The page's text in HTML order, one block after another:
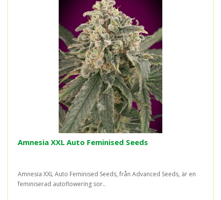
Amnesia XXL Auto Feminised Seeds
Amnesia XXL Auto Feminised Seeds, från Advanced Seeds, är en
feminiserad autoflowering sor..